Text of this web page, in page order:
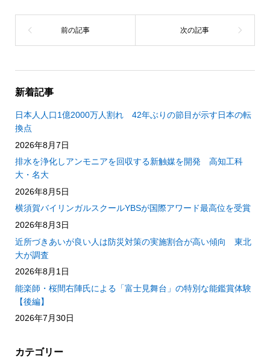
新着記事
日本人人口1億2000万人割れ 42年ぶりの節目が示す日本の転
換点
2026年8月7日
排水を浄化しアンモニアを回収する新触媒を開発 高知工科
大・名大
2026年8月5日
横須賀バイリンガルスクールYBSが国際アワード最高位を受賞
2026年8月3日
近所づきあいが良い人は防災対策の実施割合が高い傾向 東北
大が調査
2026年8月1日
能楽師・桜間右陣氏による「富士見舞台」の特別な能鑑賞体験
【後編】
2026年7月30日
カテゴリー